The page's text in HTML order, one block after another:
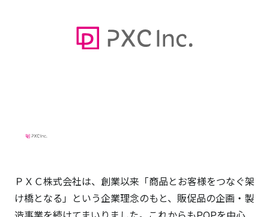
ＰＸＣ株式会社は、創業以来「商品とお客様をつなぐ架
け橋となる」という企業理念のもと、販促品の企画・製